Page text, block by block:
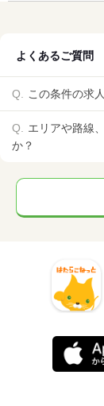
よくあるご質問
この条件の求
エリアや路線
か？